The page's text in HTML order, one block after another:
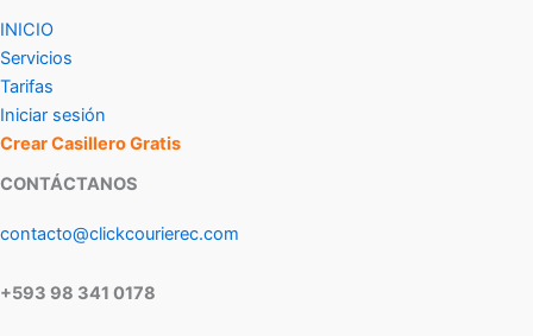
INICIO
Servicios
Tarifas
Iniciar sesión
Crear Casillero Gratis
CONTÁCTANOS
contacto@clickcourierec.com
+593 98 341 0178